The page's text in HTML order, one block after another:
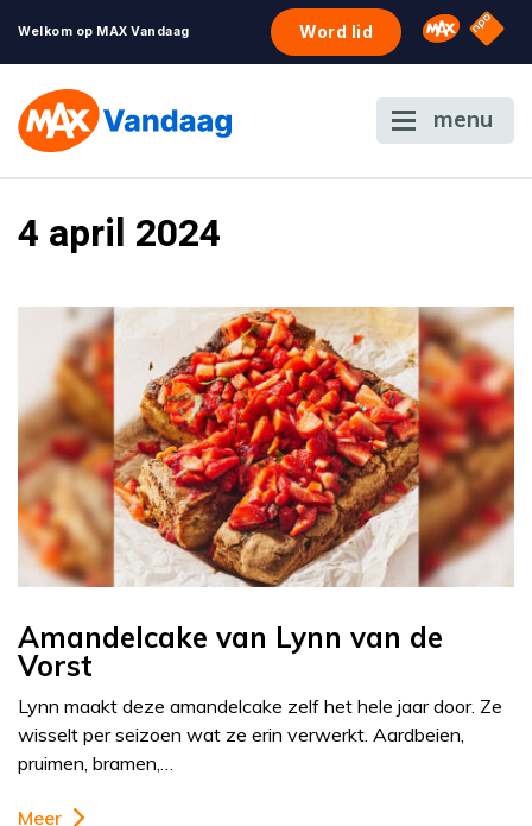
Welkom op MAX Vandaag Word lid Omroep
NPO
menu
4 april 2024
Amandelcake van Lynn van de
Vorst
Lynn maakt deze amandelcake zelf het hele jaar door. Ze
wisselt per seizoen wat ze erin verwerkt. Aardbeien,
pruimen, bramen,…
Meer